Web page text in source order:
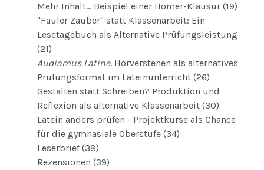
Mehr Inhalt... Beispiel einer Homer-Klausur (19)
"Fauler Zauber" statt Klassenarbeit: Ein
Lesetagebuch als Alternative Prüfungsleistung
(21)
Audiamus Latine. Hörverstehen als alternatives
Prüfungsformat im Lateinunterricht (26)
Gestalten statt Schreiben? Produktion und
Reflexion als alternative Klassenarbeit (30)
Latein anders prüfen - Projektkurse als Chance
für die gymnasiale Oberstufe (34)
Leserbrief (38)
Rezensionen (39)